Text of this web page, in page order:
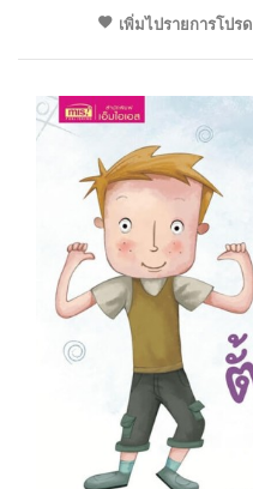
เพิ่มไปรายการโปรด